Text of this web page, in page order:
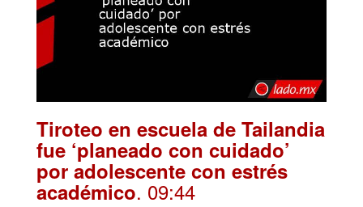
Tiroteo en escuela de Tailandia
fue ‘planeado con cuidado’
por adolescente con estrés
académico. 09:44